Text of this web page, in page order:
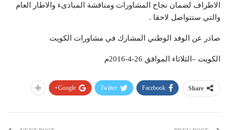
الاطراف لضمان نجاح المشاورات ومناقشة المبادىء والاطار العام
والتي ستتواصل لاحقا .
صادر عن الوفد الوطني المشارك في مشاورات الكويت
الكويت –الثلاثاء الموافق 26-4-2016م
Share
Facebook
Twitter
Google+